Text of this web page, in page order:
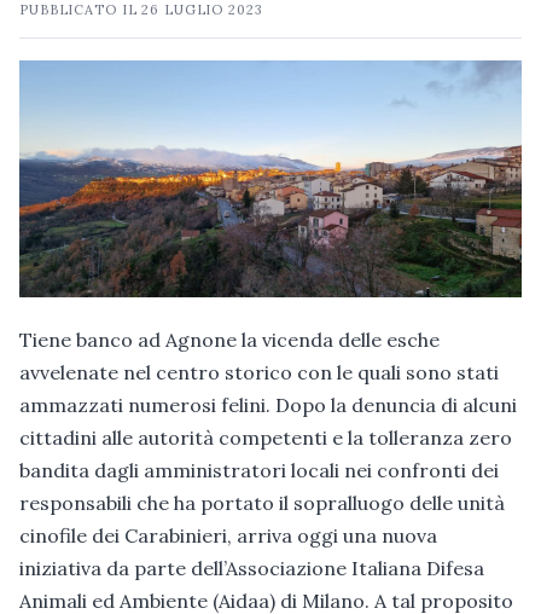
PUBBLICATO IL26 LUGLIO 2023
Tiene banco ad Agnone la vicenda delle esche
avvelenate nel centro storico con le quali sono stati
ammazzati numerosi felini. Dopo la denuncia di alcuni
cittadini alle autorità competenti e la tolleranza zero
bandita dagli amministratori locali nei confronti dei
responsabili che ha portato il sopralluogo delle unità
cinofile dei Carabinieri, arriva oggi una nuova
iniziativa da parte dell’Associazione Italiana Difesa
Animali ed Ambiente (Aidaa) di Milano. A tal proposito